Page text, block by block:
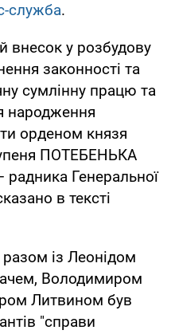
служба.
внесок у розбудову
законності та
сумлінну працю та
народження
орденом князя
ПОТЕБЕНЬКА
Генеральної
в тексті
із Леонідом
Володимиром
Литвином був
"справи